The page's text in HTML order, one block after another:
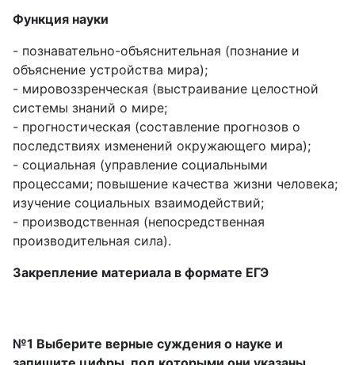
Функция науки
- познавательно-объяснительная (познание и
объяснение устройства мира);
- мировоззренческая (выстраивание целостной
системы знаний о мире;
- прогностическая (составление прогнозов о
последствиях изменений окружающего мира);
- социальная (управление социальными
процессами; повышение качества жизни человека;
изучение социальных взаимодействий;
- производственная (непосредственная
производительная сила).
Закрепление материала в формате ЕГЭ
№1 Выберите верные суждения о науке и